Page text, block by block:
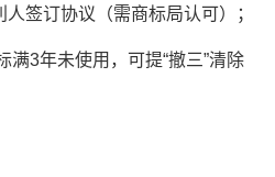
订协议（需商标局认可）；
3年未使用，可提“撤三”清除